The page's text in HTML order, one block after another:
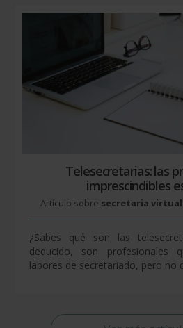
Telesecretarias: las
imprescindibles
Artículo sobre secretaria virtual
¿Sabes qué son las
deducido, son profesionales
labores de secretariado, pero no